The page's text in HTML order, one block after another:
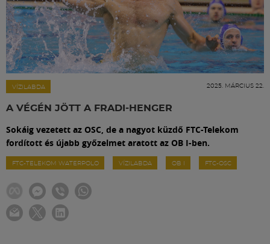
VÍZILABDA 2025. MÁRCIUS 22.
A VÉGÉN JÖTT A FRADI-HENGER
Sokáig vezetett az OSC, de a nagyot küzdő FTC-Telekom
fordított és újabb győzelmet aratott az OB I-ben.
FTC-TELEKOM WATERPOLO VÍZILABDA OB I FTC-OSC
FM YouTube +
Hírek
Labdarúgás
Szakosztályok
Meccscenter
Klub